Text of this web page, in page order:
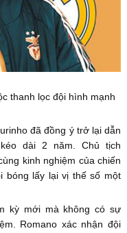
thanh lọc đội hình mạnh
đã đồng ý trở lại dẫn
dài 2 năm. Chủ tịch
kinh nghiệm của chiến
bóng lấy lại vị thế số một
kỳ mới mà không có sự
Romano xác nhận đội